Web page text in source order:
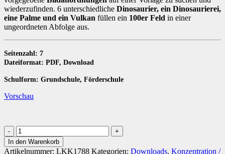
wiederzufinden. 6 unterschiedliche Dinosaurier, ein Dinosaurierei,
eine Palme und ein Vulkan füllen ein 100er Feld in einer
ungeordneten Abfolge aus.
Seitenzahl: 7
Dateiformat: PDF, Download
Schulform: Grundschule, Förderschule
Vorschau
Bildanordnungen:
Dinosuche
[Digital]
In den Warenkorb
Artikelnummer: LKK1788 Kategorien: Downloads, Konzentration /